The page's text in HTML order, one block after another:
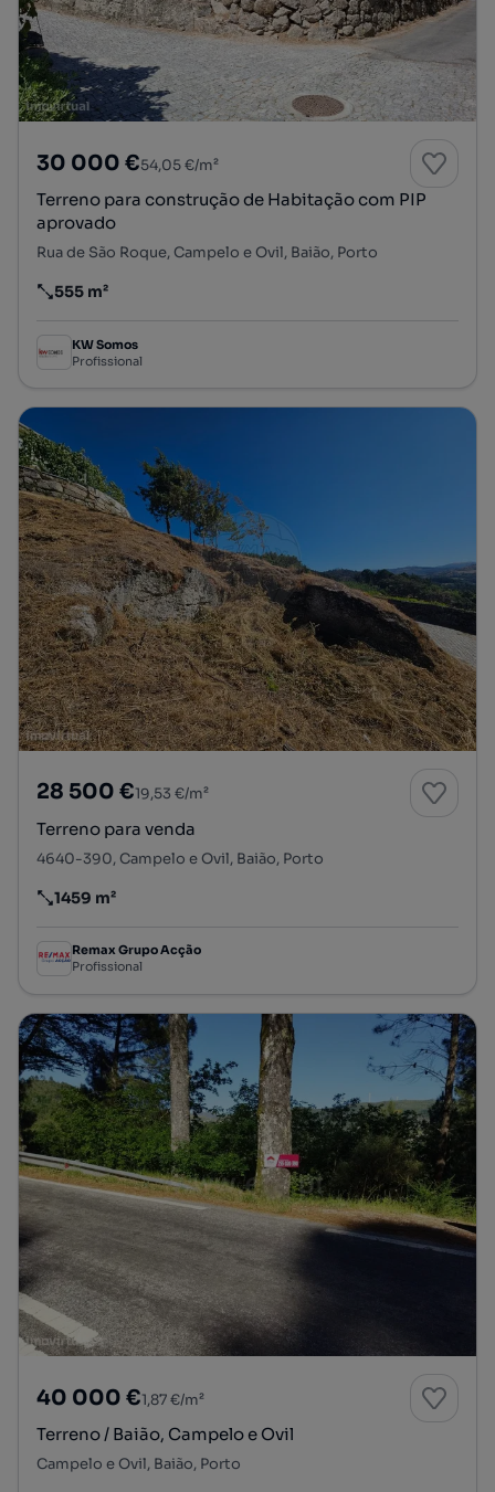
30 000 €54,05 €/m²
Terreno para construção de Habitação com PIP
aprovado
Rua de São Roque, Campelo e Ovil, Baião, Porto
Preço por metro quadrado
555 m²
KW Somos
Profissional
28 500 €19,53 €/m²
Terreno para venda
4640-390, Campelo e Ovil, Baião, Porto
Preço por metro quadrado
1459 m²
Remax Grupo Acção
Profissional
40 000 €1,87 €/m²
Terreno / Baião, Campelo e Ovil
Campelo e Ovil, Baião, Porto